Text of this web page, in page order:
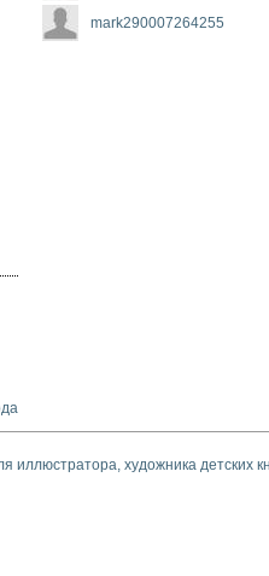
mark290007264255
иллюстратора, художника детских